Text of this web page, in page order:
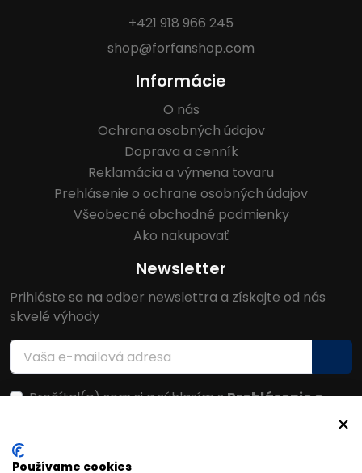
+421 918 966 245
shop@forfanshop.com
Informácie
O nás
Ochrana osobných údajov
Doprava a cenník
Reklamácia a výmena tovaru
Prehlásenie o ochrane osobných údajov
Všeobecné obchodné podmienky
Ako nakupovať
Newsletter
Prihláste sa na odber newslettra a získajte od nás
skvelé výhody
Prečítal(a) som si a súhlasím sPrehlásenie o
Používame cookies